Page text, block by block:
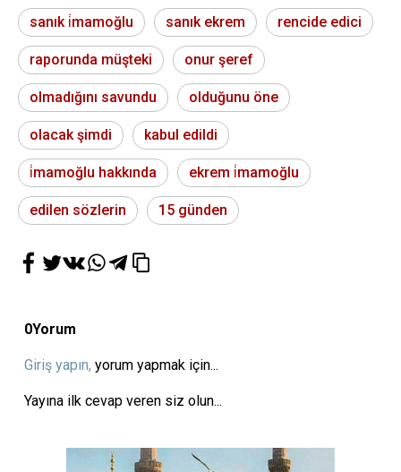
sanık i̇mamoğlu sanık ekrem rencide edici
raporunda müşteki onur şeref
olmadığını savundu olduğunu öne
olacak şimdi kabul edildi
i̇mamoğlu hakkında ekrem i̇mamoğlu
edilen sözlerin 15 günden
0Yorum
Giriş yapın, yorum yapmak için...
Yayına ilk cevap veren siz olun...